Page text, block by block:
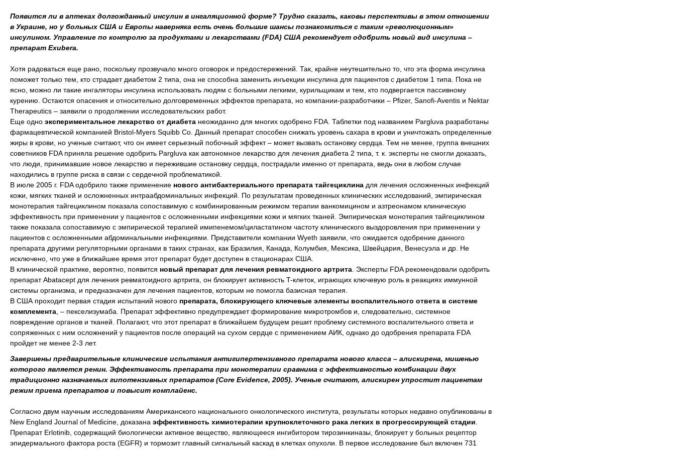
Появится ли в аптеках долгожданный инсулин в ингаляционной форме? Трудно сказать, каковы перспективы в этом отношении
в Украине, но у больных США и Европы наверняка есть очень большие шансы познакомиться с таким «революционным»
инсулином. Управление по контролю за продуктами и лекарствами (FDA) США рекомендует одобрить новый вид инсулина –
препарат Exubera.
Хотя радоваться еще рано, поскольку прозвучало много оговорок и предостережений. Так, крайне неутешительно то, что эта форма инсулина
поможет только тем, кто страдает диабетом 2 типа, она не способна заменить инъекции инсулина для пациентов с диабетом 1 типа. Пока не
ясно, можно ли такие ингаляторы инсулина использовать людям с больными легкими, курильщикам и тем, кто подвергается пассивному
курению. Остаются опасения и относительно долговременных эффектов препарата, но компании-разработчики – Pfizer, Sanofi-Aventis и Nektar
Therapeutics – заявили о продолжении исследовательских работ.
Еще одно экспериментальное лекарство от диабета неожиданно для многих одобрено FDA. Таблетки под названием Pargluva разработаны
фармацевтической компанией Bristol-Myers Squibb Co. Данный препарат способен снижать уровень сахара в крови и уничтожать определенные
жиры в крови, но ученые считают, что он имеет серьезный побочный эффект – может вызвать остановку сердца. Тем не менее, группа внешних
советников FDA приняла решение одобрить Pargluva как автономное лекарство для лечения диабета 2 типа, т. к. эксперты не смогли доказать,
что люди, принимавшие новое лекарство и пережившие остановку сердца, пострадали именно от препарата, ведь они в любом случае
находились в группе риска в связи с сердечной проблематикой.
В июле 2005 г. FDA одобрило также применение нового антибактериального препарата тайгециклина для лечения осложненных инфекций
кожи, мягких тканей и осложненных интраабдоминальных инфекций. По результатам проведенных клинических исследований, эмпирическая
монотерапия тайгециклином показала сопоставимую с комбинированным режимом терапии ванкомицином и азтреонамом клиническую
эффективность при применении у пациентов с осложненными инфекциями кожи и мягких тканей. Эмпирическая монотерапия тайгециклином
также показала сопоставимую с эмпирической терапией имипенемом/циластатином частоту клинического выздоровления при применении у
пациентов с осложненными абдоминальными инфекциями. Представители компании Wyeth заявили, что ожидается одобрение данного
препарата другими регуляторными органами в таких странах, как Бразилия, Канада, Колумбия, Мексика, Швейцария, Венесуэла и др. Не
исключено, что уже в ближайшее время этот препарат будет доступен в стационарах США.
В клинической практике, вероятно, появится новый препарат для лечения ревматоидного артрита . Эксперты FDA рекомендовали одобрить
препарат Аbatacept для лечения ревматоидного артрита, он блокирует активность T-клеток, играющих ключевую роль в реакциях иммунной
системы организма, и предназначен для лечения пациентов, которым не помогла базисная терапия.
В США проходит первая стадия испытаний нового препарата, блокирующего ключевые элементы воспалительного ответа в системе
комплемента , – пекселизумаба. Препарат эффективно предупреждает формирование микротромбов и, следовательно, системное
повреждение органов и тканей. Полагают, что этот препарат в ближайшем будущем решит проблему системного воспалительного ответа и
сопряженных с ним осложнений у пациентов после операций на сухом сердце с применением АИК, однако до одобрения препарата FDA
пройдет не менее 2-3 лет.
Завершены предварительные клинические испытания антигипертензивного препарата нового класса – алискирена, мишенью
которого является ренин. Эффективность препарата при монотерапии сравнима с эффективностью комбинации двух
традиционно назначаемых гипотензивных препаратов (Core Evidence, 2005). Ученые считают, алискирен упростит пациентам
режим приема препаратов и повысит комплайенс.
Согласно двум научным исследованиям Американского национального онкологического института, результаты которых недавно опубликованы в
New England Journal of Medicine, доказана эффективность химиотерапии крупноклеточного рака легких в прогрессирующей стадии
Препарат Erlotinib, содержащий биологически активное вещество, являющееся ингибитором тирозинкиназы, блокирует у больных рецептор
эпидермального фактора pocтa (EGFR) и тормозит главный сигнальный каскад в клетках опухоли. В первое исследование был включен 731